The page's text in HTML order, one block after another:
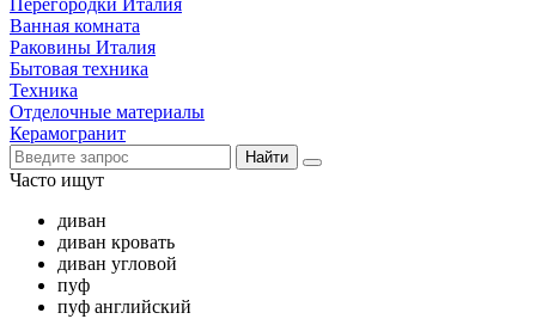
Перегородки Италия
Ванная комната
Раковины Италия
Бытовая техника
Техника
Отделочные материалы
Керамогранит
Найти
Часто ищут
диван
диван кровать
диван угловой
пуф
пуф английский